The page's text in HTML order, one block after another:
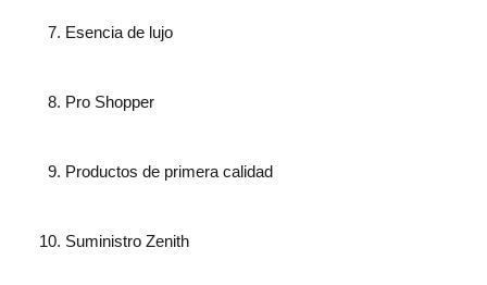
Esencia de lujo
Pro Shopper
Productos de primera calidad
Suministro Zenith